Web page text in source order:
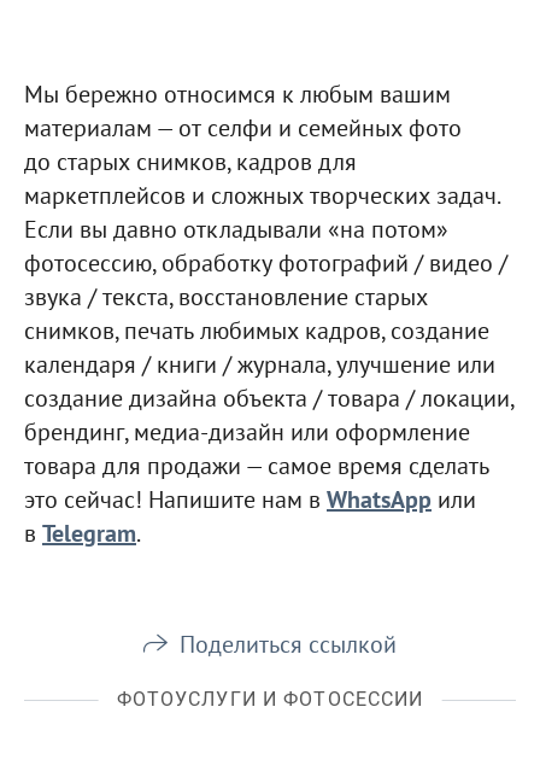
Мы бережно относимся к любым вашим
материалам — от селфи и семейных фото
до старых снимков, кадров для
маркетплейсов и сложных творческих задач.
Если вы давно откладывали «на потом»
фотосессию, обработку фотографий / видео /
звука / текста, восстановление старых
снимков, печать любимых кадров, создание
календаря / книги / журнала, улучшение или
создание дизайна объекта / товара / локации,
брендинг, медиа-дизайн или оформление
товара для продажи — самое время сделать
это сейчас! Напишите нам в WhatsApp или
в Telegram.
Поделиться ссылкой
ФОТОУСЛУГИ И ФОТОСЕССИИ